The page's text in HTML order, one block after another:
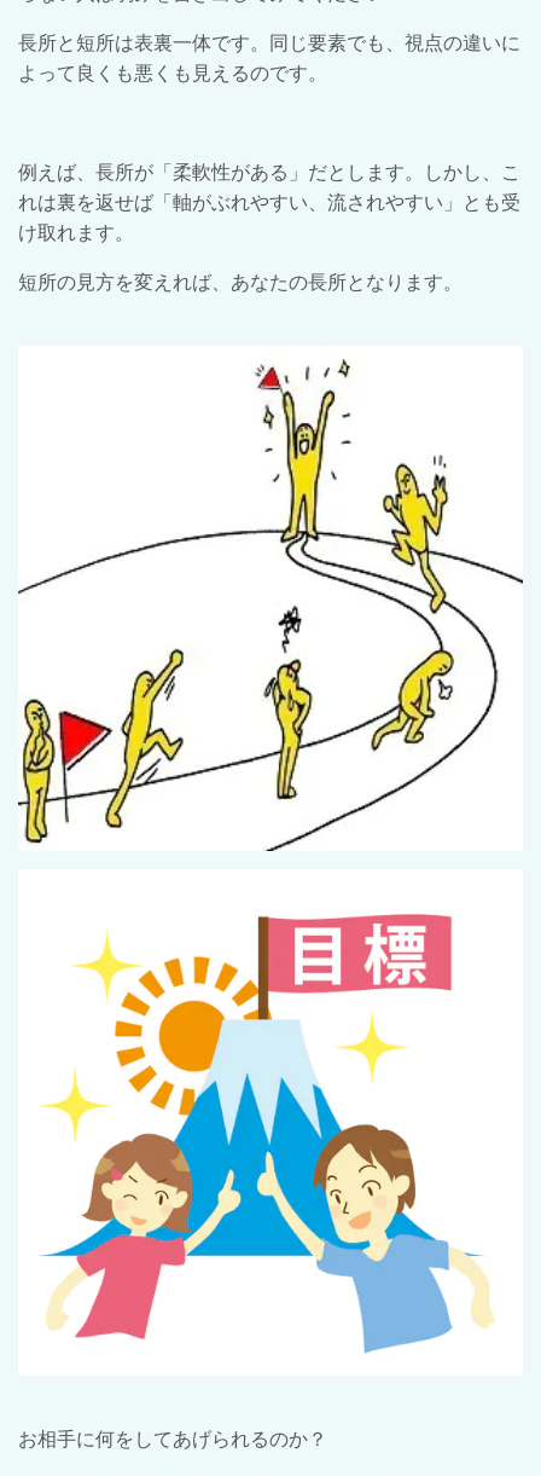
長所と短所は表裏一体です。同じ要素でも、視点の違いに
よって良くも悪くも見えるのです。
例えば、長所が「柔軟性がある」だとします。しかし、こ
れは裏を返せば「軸がぶれやすい、流されやすい」とも受
け取れます。
短所の見方を変えれば、あなたの長所となります。
お相手に何をしてあげられるのか？